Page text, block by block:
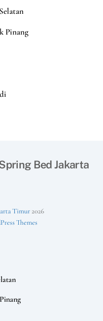
Pinang
Bed Jakarta
Timur2026
Themes